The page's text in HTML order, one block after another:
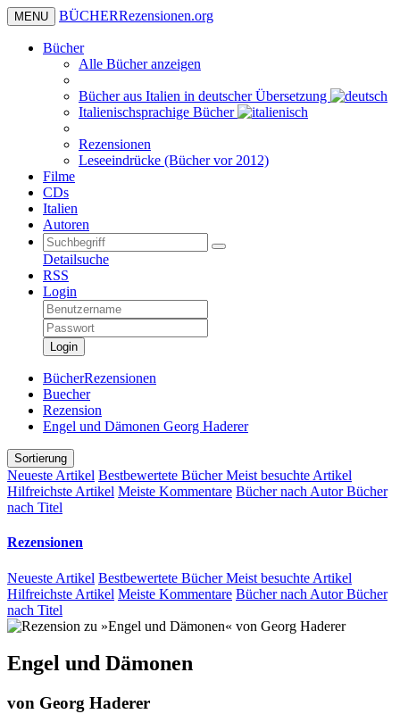
MENU BÜCHERRezensionen.org
Bücher
Alle Bücher anzeigen
Bücher aus Italien in deutscher Übersetzung
Italienischsprachige Bücher
Rezensionen
Leseeindrücke (Bücher vor 2012)
Filme
CDs
Italien
Autoren
Detailsuche
RSS
Login
Login
BücherRezensionen
Buecher
Rezension
Engel und Dämonen Georg Haderer
Sortierung
Neueste Artikel Bestbewertete BücherMeist besuchte Artikel
Hilfreichste Artikel Meiste Kommentare Bücher nach AutorBücher
nach Titel
Rezensionen
Neueste Artikel Bestbewertete BücherMeist besuchte Artikel
Hilfreichste Artikel Meiste Kommentare Bücher nach AutorBücher
nach Titel
Engel und Dämonen
von Georg Haderer